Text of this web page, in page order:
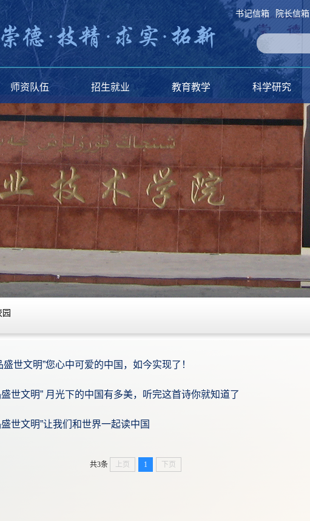
书记信箱 院长信箱
师资队伍 招生就业 教育教学 科学研究
盛世文明”您心中可爱的中国，如今实现了！
盛世文明” 月光下的中国有多美，听完这首诗你就知道了
世文明”让我们和世界一起读中国
共3条 上页 1 下页